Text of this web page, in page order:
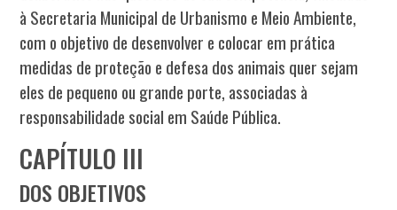
à Secretaria Municipal de Urbanismo e Meio Ambiente,
com o objetivo de desenvolver e colocar em prática
medidas de proteção e defesa dos animais quer sejam
eles de pequeno ou grande porte, associadas à
responsabilidade social em Saúde Pública.
CAPÍTULO III
DOS OBJETIVOS